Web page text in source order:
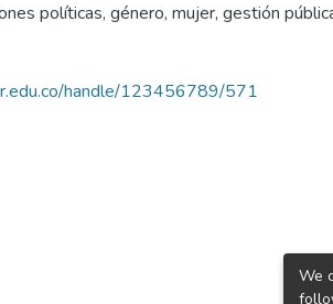
políticas, género, mujer, gestión
handle/123456789/571
We